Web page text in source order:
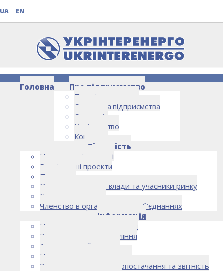
UA EN
Головна
Про підприємство
Про підприємство
Структура підприємства
Стратегія
Керівництво
Контакти
Діяльність
Напрямки діяльності
Реалізовані проекти
Партнери
Органи державної влади та учасники ринку
Спільна діяльність
Членство в організаціях та об’єднаннях
Інформація
Правоустановчі документи
Рішення органу управління
Аудиторський комітет
Нормативно-правові акти
Загальні умови електропостачання та звітність
НОВИНИ